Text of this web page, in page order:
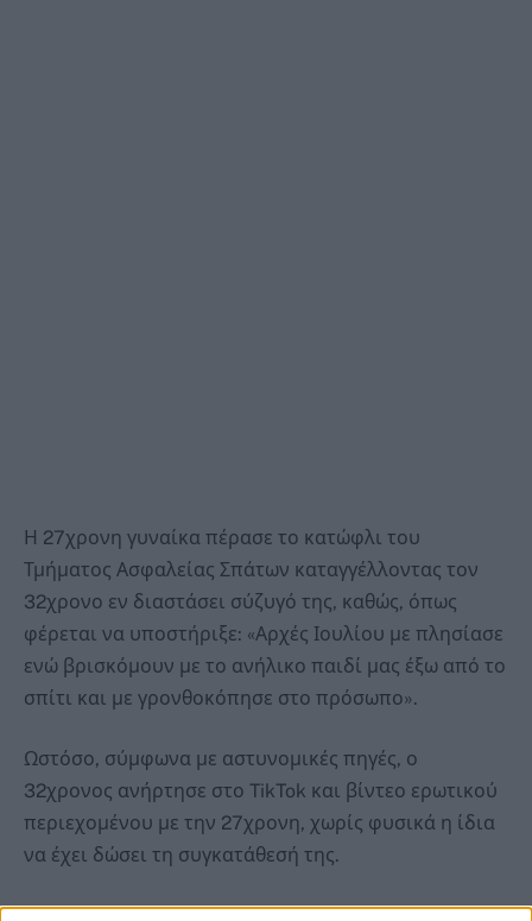
Η 27χρονη γυναίκα πέρασε το κατώφλι του
Τμήματος Ασφαλείας Σπάτων καταγγέλλοντας τον
32χρονο εν διαστάσει σύζυγό της, καθώς, όπως
φέρεται να υποστήριξε: «Αρχές Ιουλίου με πλησίασε
ενώ βρισκόμουν με το ανήλικο παιδί μας έξω από το
σπίτι και με γρονθοκόπησε στο πρόσωπο».
Ωστόσο, σύμφωνα με αστυνομικές πηγές, ο
32χρονος ανήρτησε στο TikTok και βίντεο ερωτικού
περιεχομένου με την 27χρονη, χωρίς φυσικά η ίδια
να έχει δώσει τη συγκατάθεσή της.